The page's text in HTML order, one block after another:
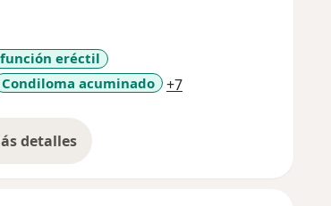
eréctil
Condiloma acuminado +7a11y_sr_more_diseases
detalles
sobre la experiencia